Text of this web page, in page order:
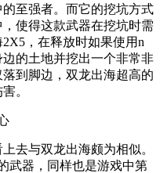
至强者。而它的挖坑方式
使得这款武器在挖坑时需
，在释放时如果使用n
的土地并挖出一个非常非
到脚边，双龙出海超高的
。
与双龙出海颇为相似。
武器，同样也是游戏中第